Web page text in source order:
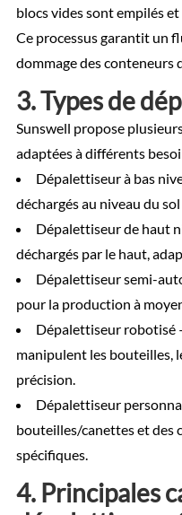
blocs vides sont empilés
Ce processus garantit un
dommage des conteneurs
3. Types de
Sunswell propose
adaptées à différents
Dépalettiseur à bas
déchargés au niveau du
Dépalettiseur de haut
déchargés par le haut,
Dépalettiseur semi-
pour la production à
Dépalettiseur robotisé
manipulent les bouteilles,
précision.
Dépalettiseur
bouteilles/canettes et des
spécifiques.
4. Principales